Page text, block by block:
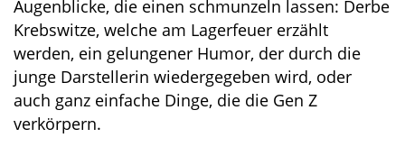
Augenblicke, die einen schmunzeln lassen: Derbe
Krebswitze, welche am Lagerfeuer erzählt
werden, ein gelungener Humor, der durch die
junge Darstellerin wiedergegeben wird, oder
auch ganz einfache Dinge, die die Gen Z
verkörpern.